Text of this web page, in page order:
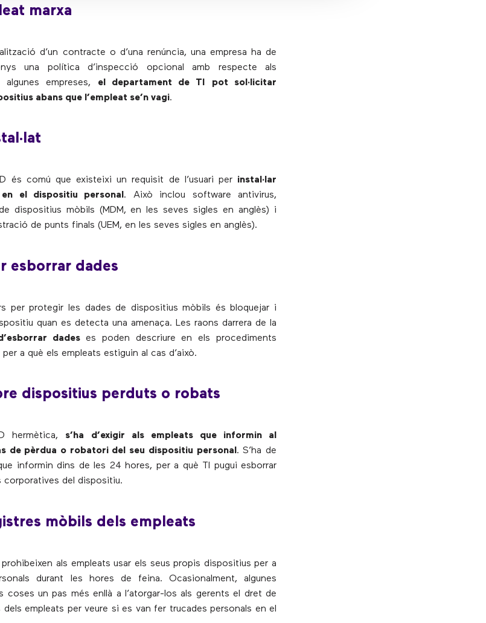
marxa
d’un contracte o d’una renúncia, una empresa ha de
una política d’inspecció opcional amb respecte als
algunes empreses, el departament de TI pot sol·licitar
abans que l’empleat se’n vagi.
és comú que existeixi un requisit de l’usuari per instal·lar
el dispositiu personal . Això inclou software antivirus,
dispositius mòbils (MDM, en les seves sigles en anglès) i
de punts finals (UEM, en les seves sigles en anglès).
esborrar dades
per protegir les dades de dispositius mòbils és bloquejar i
quan es detecta una amenaça. Les raons darrera de la
dades es poden descriure en els procediments
a què els empleats estiguin al cas d’això.
dispositius perduts o robats
hermètica, s’ha d’exigir als empleats que informin al
de pèrdua o robatori del seu dispositiu personal . S’ha de
informin dins de les 24 hores, per a què TI pugui esborrar
corporatives del dispositiu.
mòbils dels empleats
als empleats usar els seus propis dispositius per a
durant les hores de feina. Ocasionalment, algunes
coses un pas més enllà a l’atorgar-los als gerents el dret de
empleats per veure si es van fer trucades personals en el